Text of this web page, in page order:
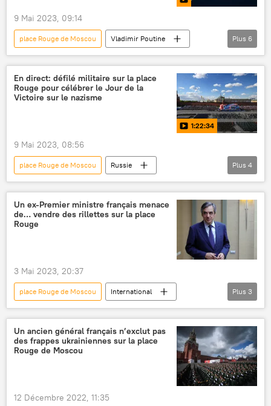
9 Mai 2023, 09:14
place Rouge de Moscou
Vladimir Poutine
Défilé militaire sur la Place Rouge, 7 novembre 1941
Jour de la Victoire
discours
Russie
Moscou
International
Plus 6
En direct: défilé militaire sur la place
Rouge pour célébrer le Jour de la
Victoire sur le nazisme
1:22:34
9 Mai 2023, 08:56
place Rouge de Moscou
Russie
défilé militaire
défilé
International
Jour de la Victoire
Plus 4
Un ex-Premier ministre français menace
de… vendre des rillettes sur la place
Rouge
3 Mai 2023, 20:37
place Rouge de Moscou
International
François Fillon
ingérence russe
ingérence
Plus 3
Un ancien général français n’exclut pas
des frappes ukrainiennes sur la place
Rouge de Moscou
12 Décembre 2022, 11:35